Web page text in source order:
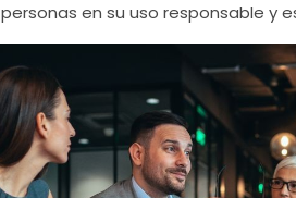
en su uso responsable y